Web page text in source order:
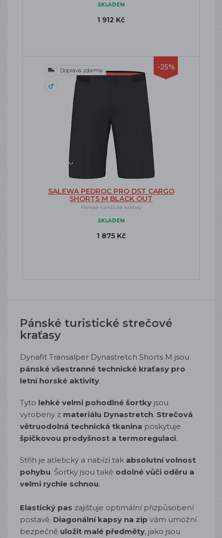
SKLADEM
1 912 Kč
-25%
Doprava zdarma
SALEWA PEDROC PRO DST CARGO
SHORTS M BLACK OUT
Pánské turistické kraťasy
SKLADEM
1 875 Kč
Pánské turistické strečové
kraťasy
Dynafit Transalper Dynastretch Shorts M jsou
pánské všestranné technické kraťasy pro
letní horské aktivity.
Tyto lehké velmi pohodlné šortky jsou
vyrobeny z materiálu Dynastretch. Strečová
větruodolná technická tkanina poskytuje
špičkovou prodyšnost a termoregulaci.
Střih je atletický a nabízí tak absolutní volnost
pohybu. Šortky jsou také odolné vůči oděru a
velmi rychle schnou.
Elastický pas zajišťuje optimální přizpůsobení
postavě. Diagonální kapsy na zip vám umožní
bezpečně uložit malé předměty, jako jsou